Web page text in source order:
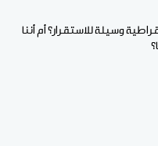
وسيلة للاستقرار؟ أم أننا